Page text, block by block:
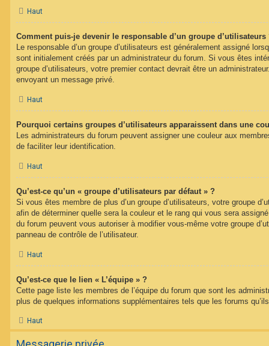
Haut
Comment puis-je devenir le responsable d’un groupe d’utilisateurs
Le responsable d’un groupe d’utilisateurs est généralement assigné
sont initialement créés par un administrateur du forum. Si vous êtes
groupe d’utilisateurs, votre premier contact devrait être un
envoyant un message privé.
Haut
Pourquoi certains groupes d’utilisateurs apparaissent dans une
Les administrateurs du forum peuvent assigner une couleur aux
de faciliter leur identification.
Haut
Qu’est-ce qu’un « groupe d’utilisateurs par défaut » ?
Si vous êtes membre de plus d’un groupe d’utilisateurs, votre groupe
afin de déterminer quelle sera la couleur et le rang qui vous sera
du forum peuvent vous autoriser à modifier vous-même votre groupe
panneau de contrôle de l’utilisateur.
Haut
Qu’est-ce que le lien « L’équipe » ?
Cette page liste les membres de l’équipe du forum que sont les
plus de quelques informations supplémentaires tels que les forums
Haut